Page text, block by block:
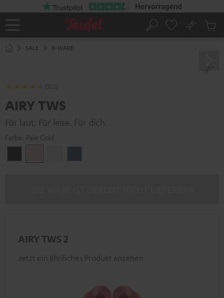
Startseite
Suche
No
SALE B-WARE
(322)
AIRY TWS
Für laut. Für leise. Für dich.
Farbe: Pale Gold
Black Gold
White
AIRY TWS 2
Jetzt ein ähnliches Produkt ansehen